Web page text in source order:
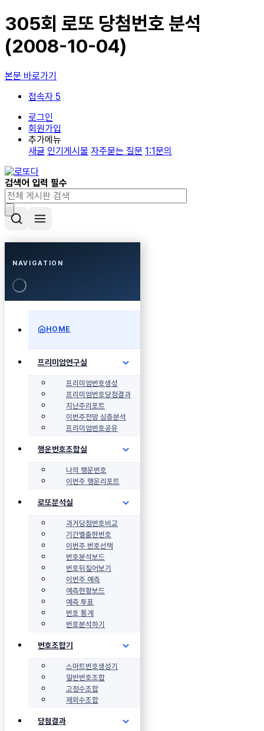
305회 로또 당첨번호 분석
(2008-10-04)
본문 바로가기
접속자 5
로그인
회원가입
추가메뉴
새글 인기게시물 자주묻는 질문 1:1문의
검색어 입력 필수
NAVIGATION
HOME
프리미엄연구실
프리미엄번호생성
프리미엄번호당첨결과
지난주리포트
이번주전망 심층분석
프리미엄번호공유
행운번호조합실
나의 행운번호
이번주 행운리포트
로또분석실
과거당첨번호비교
기간별출현번호
이번주 번호선택
번호분석보드
번호뒤짚어보기
이번주 예측
예측현황보드
예측 투표
번호 통계
번호분석하기
번호조합기
스마트번호생성기
일반번호조합
고정수조합
제외수조합
당첨결과